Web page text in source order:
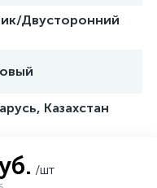
Двусторонний
Казахстан
/шт